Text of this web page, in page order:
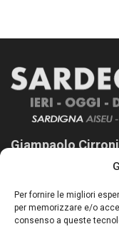
Per fornire le migliori
per memorizzare e/o
consenso a queste
Giampaolo
Sardegna Ieri-Oggi-
lettori su quanto
nostro passato e,